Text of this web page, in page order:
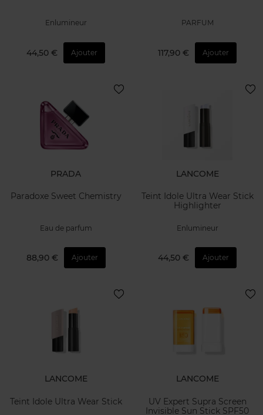
Enlumineur
44,50 € Ajouter
PARFUM
117,90 € Ajouter
PRADA
Paradoxe Sweet Chemistry
Eau de parfum
88,90 € Ajouter
LANCOME
Teint Idole Ultra Wear Stick
Highlighter
Enlumineur
44,50 € Ajouter
LANCOME
Teint Idole Ultra Wear Stick
LANCOME
UV Expert Supra Screen
Invisible Sun Stick SPF50